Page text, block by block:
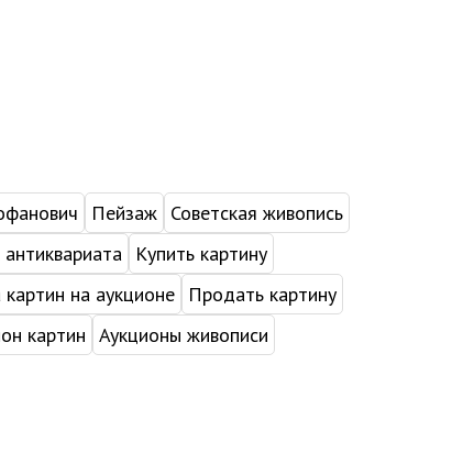
Пейзаж Советская живопись
Купить картину
на аукционе
Продать картину
картин Аукционы живописи